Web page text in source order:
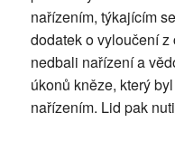
nařízením, týkajícím
dodatek o vyloučení
nedbali nařízení a
úkonů kněze, který
nařízením. Lid pak